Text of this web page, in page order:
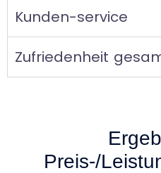
Kunden-service
Zufriedenheit
Preis-/